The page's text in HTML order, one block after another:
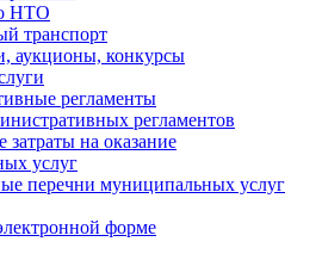
НТО
транспорт
аукционы, конкурсы
регламенты
регламентов
на оказание
услуг
перечни муниципальных услуг
форме